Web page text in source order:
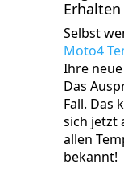
Erhalten
Selbst
Moto4
Ihre
Das
Fall. Das
sich jetzt
allen
bekannt!